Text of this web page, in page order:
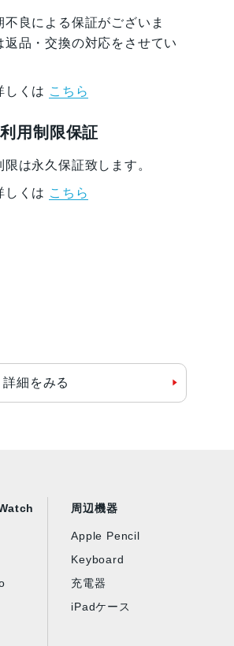
良による保証がございま
品・交換の対応をさせてい
しくは こちら
用制限保証
は永久保証致します。
しくは こちら
詳細をみる
周辺機器
Apple Pencil
Keyboard
充電器
iPadケース